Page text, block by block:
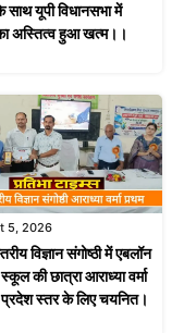
साथ यूपी विधानसभा में
अस्तित्व हुआ खत्म।।
5, 2026
विज्ञान संगोष्ठी में एबलॉन
की छात्रा आराध्या वर्मा
स्तर के लिए चयनित।